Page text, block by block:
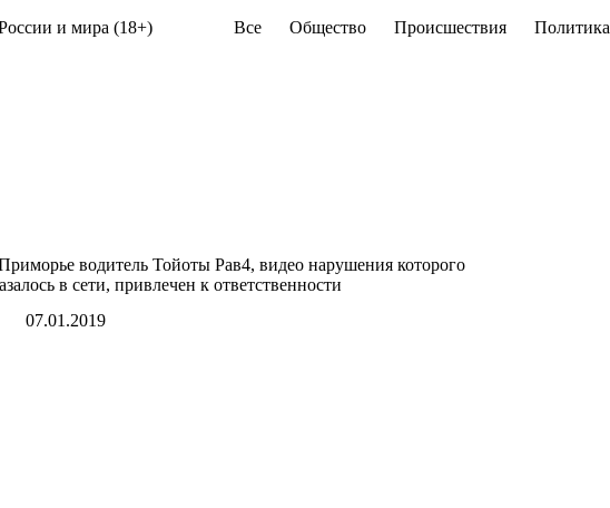
и мира (18+) Все Общество Происшествия Политика
водитель Тойоты Рав4, видео нарушения которого
в сети, привлечен к ответственности
07.01.2019